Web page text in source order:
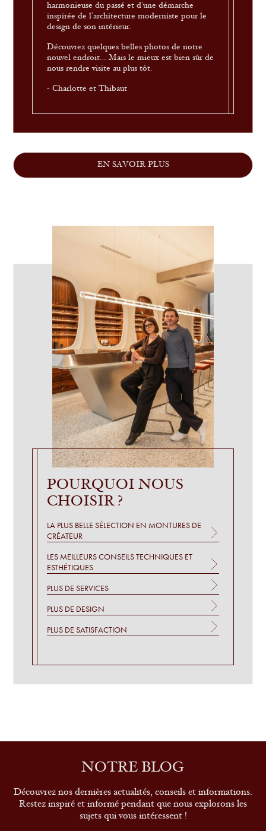
harmonieuse du passé et d’une démarche
inspirée de l’architecture moderniste pour le
design de son intérieur.
Découvrez quelques belles photos de notre
nouvel endroit… Mais le mieux est bien sûr de
nous rendre visite au plus tôt.
- Charlotte et Thibaut
EN SAVOIR PLUS
POURQUOI NOUS
CHOISIR ?
LA PLUS BELLE SÉLECTION EN MONTURES DE
CRÉATEUR
LES MEILLEURS CONSEILSTECHNIQUES ET
ESTHÉTIQUES
PLUS DE SERVICES
PLUS DE DESIGN
PLUS DE SATISFACTION
NOTRE BLOG
Découvrez nos dernières actualités, conseils et informations.
Restez inspiré et informé pendant que nous explorons les
sujets qui vous intéressent !